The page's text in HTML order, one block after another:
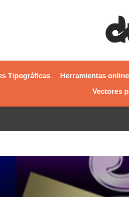
Tipográficas Herramientas online
Vectores